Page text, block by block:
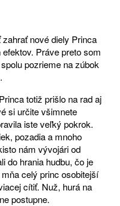
nové diely Princa
Práve preto som
pozrieme na zúbok
totiž prišlo na rad aj
si určite všimnete
iste veľký pokrok.
pozadia a mnoho
nám vývojári od
do hrania hudbu, čo je
celý princ osobitejší
cítiť. Nuž, hurá na
postupne.